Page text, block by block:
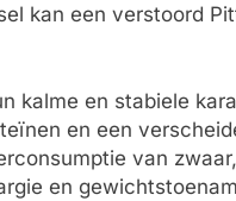
kan een verstoord
kalme en stabiele
en een
van
en